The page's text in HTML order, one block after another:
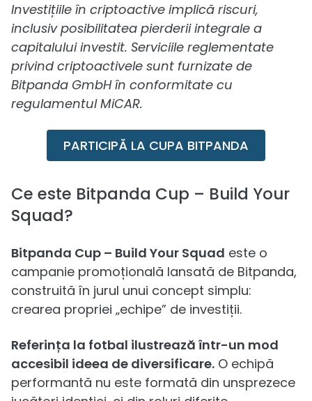
Investițiile în criptoactive implică riscuri,
inclusiv posibilitatea pierderii integrale a
capitalului investit. Serviciile reglementate
privind criptoactivele sunt furnizate de
Bitpanda GmbH în conformitate cu
regulamentul MiCAR.
PARTICIPĂ LA CUPA BITPANDA
Ce este Bitpanda Cup – Build Your
Squad?
Bitpanda Cup – Build Your Squad este o
campanie promoțională lansată de Bitpanda,
construită în jurul unui concept simplu:
crearea propriei „echipe” de investiții.
Referința la fotbal ilustrează într-un mod
accesibil ideea de diversificare. O echipă
performantă nu este formată din unsprezece